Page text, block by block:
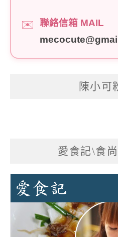
✉️
聯絡信箱 MAIL
陳小可
愛食記\食